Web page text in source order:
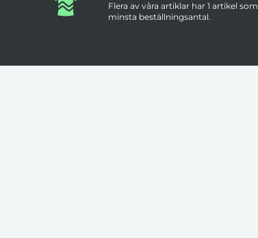
Flera av våra artiklar har 1 artikel som
minsta beställningsantal.